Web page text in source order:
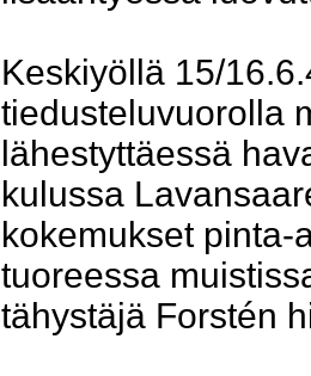
Keskiyöllä 15/
tiedusteluvuorolla
lähestyttäessä
kulussa
kokemukset pinta-
tuoreessa
tähystäjä Forstén